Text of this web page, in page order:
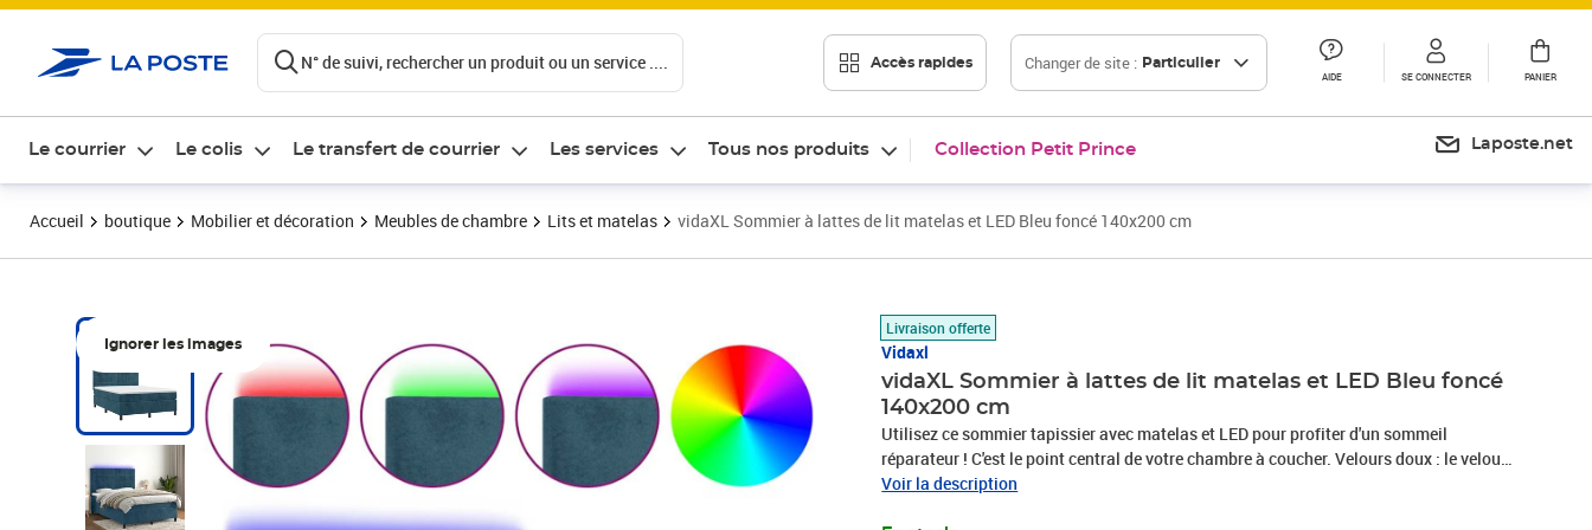
N° de suivi, rechercher un produit ou un service .... Accès rapides Changer de site : Particulier
AIDE SE CONNECTER PANIER
Le courrier Le colis Le transfert de courrier Les services Tous nos produits Collection Petit Prince Laposte.net
Accueil boutique Mobilier et décoration Meubles de chambre Lits et matelas vidaXL Sommier à lattes de lit matelas et LED Bleu foncé 140x200 cm
Ignorer les images
Livraison offerte
Vidaxl
vidaXL Sommier à lattes de lit matelas et LED Bleu foncé
140x200 cm
Utilisez ce sommier tapissier avec matelas et LED pour profiter d'un sommeil
réparateur ! C'est le point central de votre chambre à coucher. Velours doux : le velours
est un tissu doux et luxueux qui se reconnaît à son tas dense de fibres uniformément
Voir la description
Prix 559,89€